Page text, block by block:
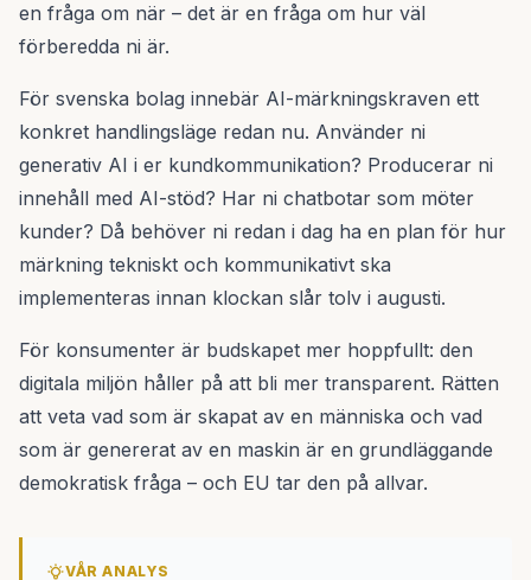
en fråga om när – det är en fråga om hur väl
förberedda ni är.
För svenska bolag innebär AI-märkningskraven ett
konkret handlingsläge redan nu. Använder ni
generativ AI i er kundkommunikation? Producerar ni
innehåll med AI-stöd? Har ni chatbotar som möter
kunder? Då behöver ni redan i dag ha en plan för hur
märkning tekniskt och kommunikativt ska
implementeras innan klockan slår tolv i augusti.
För konsumenter är budskapet mer hoppfullt: den
digitala miljön håller på att bli mer transparent. Rätten
att veta vad som är skapat av en människa och vad
som är genererat av en maskin är en grundläggande
demokratisk fråga – och EU tar den på allvar.
VÅR ANALYS